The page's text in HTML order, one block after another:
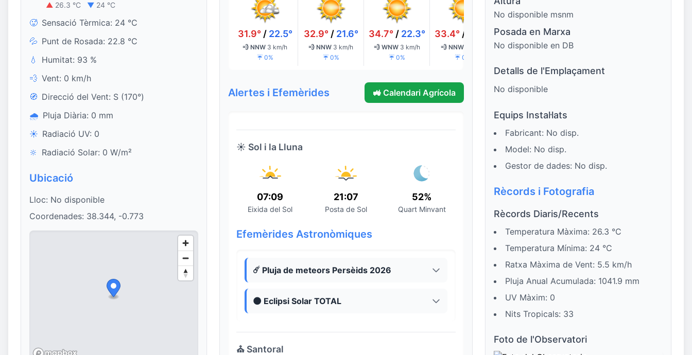
▲ 26.3 °C ▼ 24 °C
🥵 Sensació Tèrmica: 24 °C
💦 Punt de Rosada: 22.8 °C
💧
Humitat: 93 %
💨 Vent: 0 km/h
🧭 Direcció del Vent: S (170°)
🌧️ Pluja Diària: 0 mm
☀️ Radiació UV: 0
🔆 Radiació Solar: 0 W/m²
Ubicació
Lloc: No disponible
Coordenades: 38.344, -0.773
31.9° / 22.5°
💨 NNW 3 km/h
☔ 0%
32.9° / 21.6°
💨 NNW 3 km/h
☔ 0%
34.7° / 22.3°
💨 WNW 3 km/h
☔ 0%
33.4° /
💨 NNW
☔ 0%
32.8°/24.8°
💨 NNW 5 km/h
35.0°
Alertes i Efemèrides 🚜 Calendari Agrícola
☀️ Sol i la Lluna
07:09
Eixida del Sol
21:07
Posta de Sol
52%
Quart Minvant
Efemèrides Astronòmiques
☄️ Pluja de meteors Persèids 2026
🌑 Eclipsi Solar TOTAL
⛪ Santoral
No disponible msnm
Posada en Marxa
No disponible en DB
Detalls de l'Emplaçament
No disponible
Equips Instal·lats
Fabricant: No disp.
Model: No disp.
Gestor de dades: No disp.
Rècords i Fotografia
Rècords Diaris/Recents
Temperatura Màxima: 26.3 °C
Temperatura Mínima: 24 °C
Ratxa Màxima de Vent: 5.5 km/h
Pluja Anual Acumulada: 1041.9 mm
UV Màxim: 0
Nits Tropicals: 33
Foto de l'Observatori